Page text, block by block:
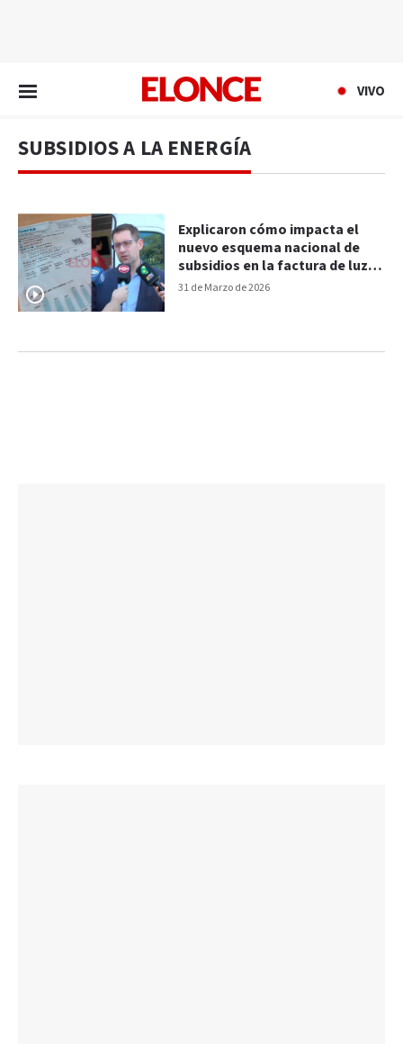
VIVO
SUBSIDIOS A LA ENERGÍA
31 de Marzo de 2026
Explicaron cómo impacta el
nuevo esquema nacional de
subsidios en la factura de luz
en Entre Ríos